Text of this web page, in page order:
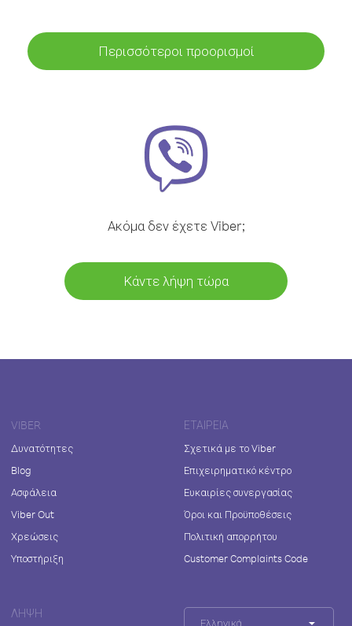
Περισσότεροι προορισμοί
Ακόμα δεν έχετε Viber;
Κάντε λήψη τώρα
VIBER
Δυνατότητες
Blog
Ασφάλεια
Viber Out
Χρεώσεις
Υποστήριξη
ΕΤΑΙΡΕΊΑ
Σχετικά με το Viber
Επιχειρηματικό κέντρο
Ευκαιρίες συνεργασίας
Όροι και Προϋποθέσεις
Πολιτική απορρήτου
Customer Complaints Code
ΛΉΨΗ
Ελληνικά